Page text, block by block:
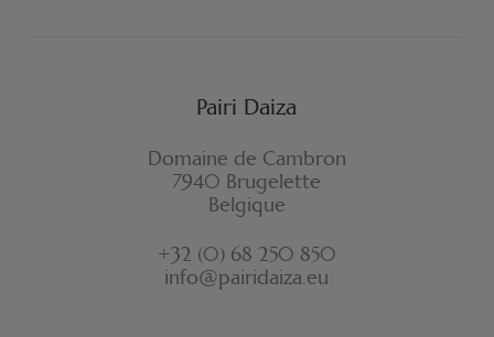
Pairi Daiza
Domaine de Cambron
7940 Brugelette
Belgique
+32 (0) 68 250 850
info@pairidaiza.eu